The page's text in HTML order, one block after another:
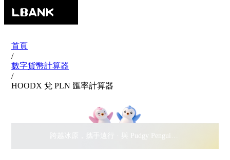
首頁
/
數字貨幣計算器
/
HOODX 兌 PLN 匯率計算器
跨越冰原，攜手遠行 · 與 Pudgy Penguins 搖擺瓜分